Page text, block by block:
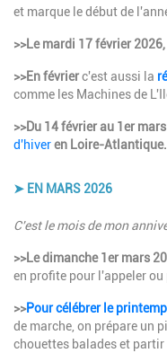
et marque le début de
>>Le mardi 17 février 2026,
>>En févrierc'est aussi la
comme les Machines de
>>Du 14 février au 1er
d'hiveren Loire-Atlantique.
➤ EN MARS 2026
Description
C'est le mois de mon
>>Le dimanche 1er mars
en profite pour l'appeler
>>Pour célébrer le
de marche, on prépare un
chouettes balades et partir